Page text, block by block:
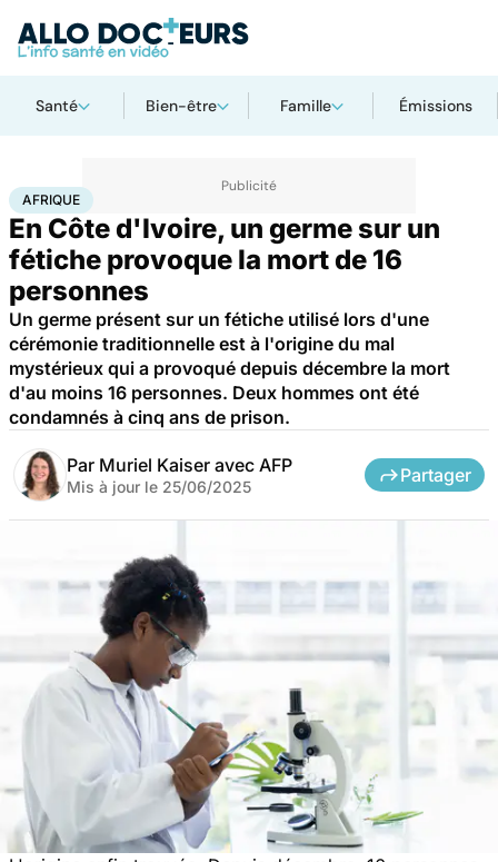
Santé Bien-être Famille Émissions
AccueilSanté
AFRIQUE
En Côte d'Ivoire, un germe sur un
fétiche provoque la mort de 16
personnes
Un germe présent sur un fétiche utilisé lors d'une
cérémonie traditionnelle est à l'origine du mal
mystérieux qui a provoqué depuis décembre la mort
d'au moins 16 personnes. Deux hommes ont été
condamnés à cinq ans de prison.
Par Muriel Kaiser avec AFP
Mis à jour le 25/06/2025
Partager